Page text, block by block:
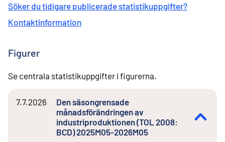
Söker du tidigare publicerade statistikuppgifter?
Kontaktinformation
Figurer
Se centrala statistikuppgifter i figurerna.
7.7.2026
Den säsongrensade
månadsförändringen av
industriproduktionen (TOL 2008:
BCD) 2025M05-2026M05